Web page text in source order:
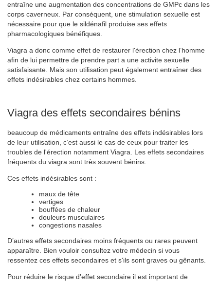
entraîne une augmentation des concentrations de GMPc dans les
corps caverneux. Par conséquent, une stimulation sexuelle est
nécessaire pour que le sildénafil produise ses effets
pharmacologiques bénéfiques.
Viagra a donc comme effet de restaurer l'érection chez l’homme
afin de lui permettre de prendre part a une activite sexuelle
satisfaisante. Mais son utilisation peut également entraîner des
effets indésirables chez certains hommes.
Viagra des effets secondaires bénins
beaucoup de médicaments entraîne des effets indésirables lors
de leur utilisation, c’est aussi le cas de ceux pour traiter les
troubles de l'érection notamment Viagra. Les effets secondaires
fréquents du viagra sont très souvent bénins.
Ces effets indésirables sont :
maux de tête
vertiges
bouffées de chaleur
douleurs musculaires
congestions nasales
D’autres effets secondaires moins fréquents ou rares peuvent
apparaître. Bien vouloir consultez votre médecin si vous
ressentez ces effets secondaires et s'ils sont graves ou gênants.
Pour réduire le risque d’effet secondaire il est important de